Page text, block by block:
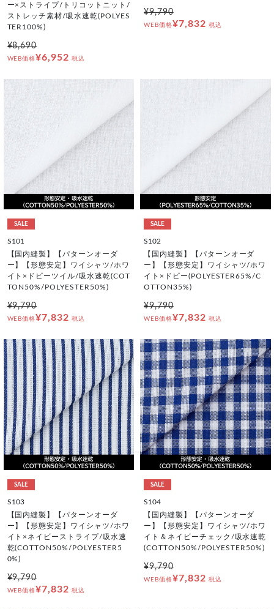
ー×ストライプ/トリコットニット/
ストレッチ素材/吸水速乾(POLYES
TER100%)
¥8,690
WEB価格¥6,952 税込
¥9,790
WEB価格¥7,832 税込
SALE
S101
【国内縫製】【パターンオーダ
ー】【形態安定】ワイシャツ/ホワ
イト×ドビーツイル/吸水速乾(COT
TON50%/POLYESTER50%)
¥9,790
WEB価格¥7,832 税込
SALE
S102
【国内縫製】【パターンオーダ
ー】【形態安定】ワイシャツ/ホワ
イト×ドビー(POLYESTER65%/C
OTTON35%)
¥9,790
WEB価格¥7,832 税込
SALE
S103
【国内縫製】【パターンオーダ
ー】【形態安定】ワイシャツ/ホワ
イト×ネイビーストライプ/吸水速
乾(COTTON50%/POLYESTER5
0%)
¥9,790
WEB価格¥7,832 税込
SALE
S104
【国内縫製】【パターンオーダ
ー】【形態安定】ワイシャツ/ホワ
イト＆ネイビーチェック/吸水速乾
(COTTON50%/POLYESTER50%)
¥9,790
WEB価格¥7,832 税込